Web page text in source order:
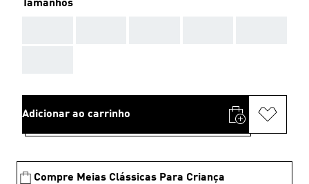
Tamanhos
Adicionar ao carrinho
Compre Meias Clássicas Para Criança